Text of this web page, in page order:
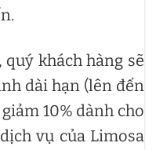
quý khách hàng sẽ
dài hạn (lên đến
10% dành cho
vụ của Limosa